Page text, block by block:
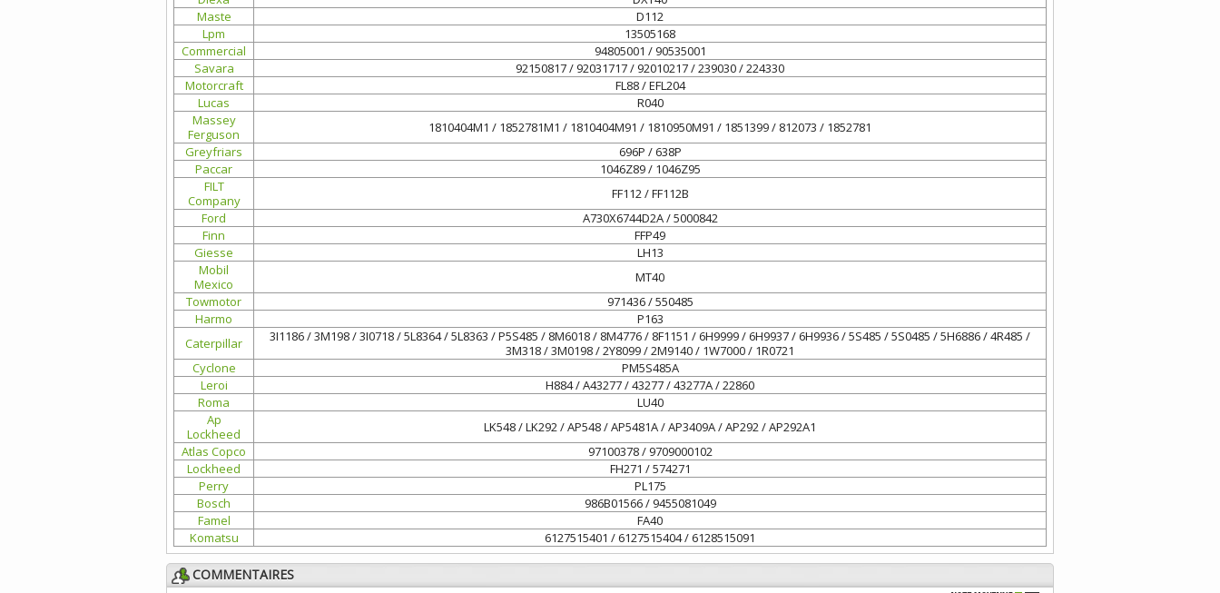
Maste
D112
Lpm
13505168
Commercial
94805001 / 90535001
Savara
92150817 / 92031717 / 92010217 / 239030 / 224330
Motorcraft
FL88 / EFL204
Lucas
R040
Massey
Ferguson
1810404M1 / 1852781M1 / 1810404M91 / 1810950M91 / 1851399 / 812073 / 1852781
Greyfriars
696P / 638P
Paccar
1046Z89 / 1046Z95
FILT
Company
FF112 / FF112B
Ford
A730X6744D2A / 5000842
Finn
FFP49
Giesse
LH13
Mobil
Mexico
MT40
Towmotor
971436 / 550485
Harmo
P163
Caterpillar
3I1186 / 3M198 / 3I0718 / 5L8364 / 5L8363 / P5S485 / 8M6018 / 8M4776 / 8F1151 / 6H9999 / 6H9937 / 6H9936 / 5S485 / 5S0485 / 5H6886 / 4R485 /
3M318 / 3M0198 / 2Y8099 / 2M9140 / 1W7000 / 1R0721
Cyclone
PM5S485A
Leroi
H884 / A43277 / 43277 / 43277A / 22860
Roma
LU40
Ap
Lockheed
LK548 / LK292 / AP548 / AP5481A / AP3409A / AP292 / AP292A1
Atlas Copco
97100378 / 9709000102
Lockheed
FH271 / 574271
Perry
PL175
Bosch
986B01566 / 9455081049
Famel
FA40
Komatsu
6127515401 / 6127515404 / 6128515091
COMMENTAIRES